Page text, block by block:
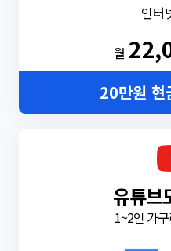
인터
월
20만원 현
유튜브
1~2인 가